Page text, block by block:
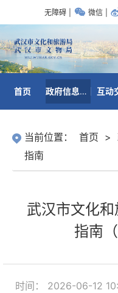
无障碍 微信
首页 政府信息公开 互动
当前位置： 首页 >
指南
武汉市文化
指南
时间： 2026-06-12